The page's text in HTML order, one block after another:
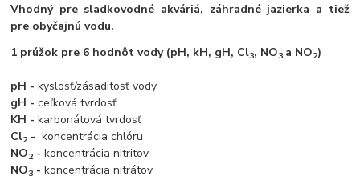
Vhodný pre sladkovodné akváriá, záhradné jazierka a tiež
pre obyčajnú vodu.
1 prúžok pre 6 hodnôt vody (pH, kH, gH, Cl3, NO3 a NO2)
pH -kyslosť/zásaditosť vody
gH -ceľková tvrdosť
KH -karbonátová tvrdosť
Cl2 -koncentrácia chlóru
NO2 -koncentrácia nitritov
NO3 -koncentrácia nitrátov